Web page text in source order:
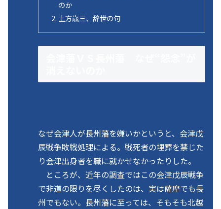
のか
土方歳三、辞世の句
なぜ会津人が長州藩を嫌いかというと、会津戊
辰戦争敗戦処理による。戦死者の埋葬を禁じた
り会津出身者を職に就かせなかったりした。
ところが、近年の調査ではこの会津戊辰戦争
で非道の限りを尽くしたのは、実は薩摩でも長
州でもない。長州藩に至っては、そもそも北越